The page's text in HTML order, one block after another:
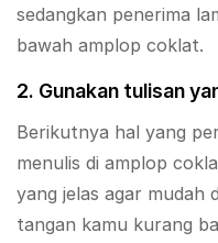
sedangkan penerima
bawah amplop coklat.
2. Gunakan tulisan
Berikutnya hal yang
menulis di amplop
yang jelas agar mudah
tangan kamu kurang